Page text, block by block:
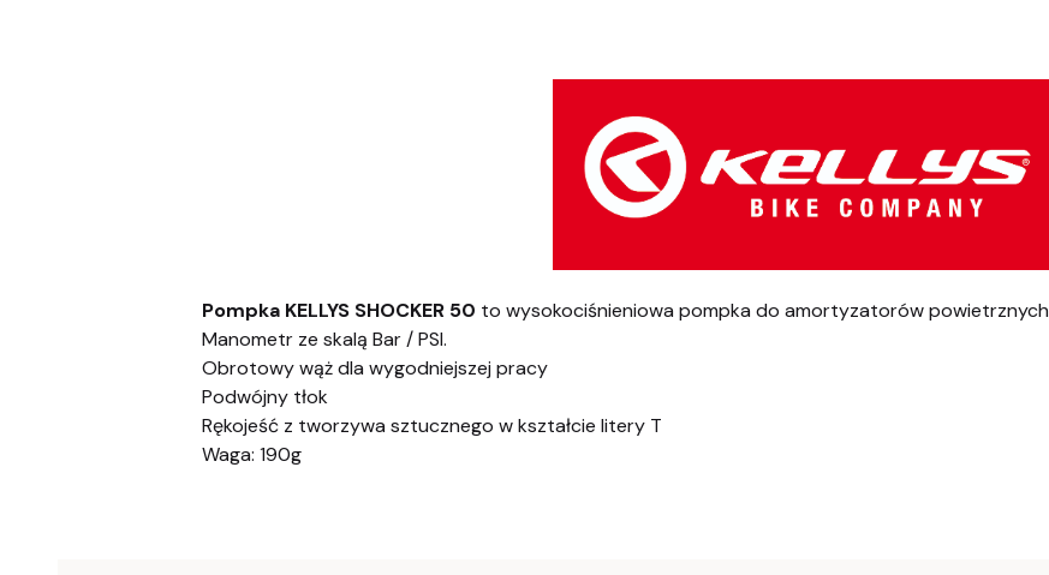
Pompka KELLYS SHOCKER 50 to wysokociśnieniowa pompka do amortyzatorów powietrznych
Manometr ze skalą Bar / PSI.
Obrotowy wąż dla wygodniejszej pracy
Podwójny tłok
Rękojeść z tworzywa sztucznego w kształcie litery T
Waga: 190g